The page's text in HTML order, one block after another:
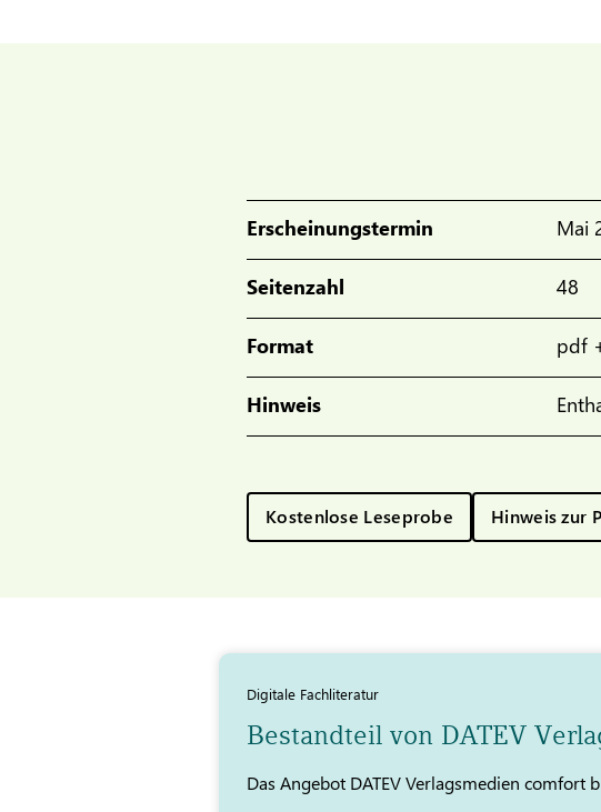
Erscheinungstermin Mai
Seitenzahl 48
Format pdf
Hinweis
Kostenlose Leseprobe Hinweis zur
Digitale Fachliteratur
Bestandteil von DATEV
Das Angebot DATEV Verlagsmedien